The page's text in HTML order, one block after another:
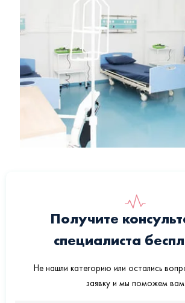
Получите
специалиста
Не нашли категорию или остались
заявку и мы поможем вам